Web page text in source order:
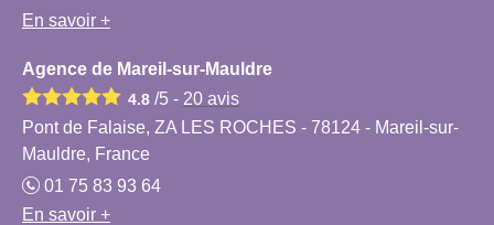
En savoir +
Agence de Mareil-sur-Mauldre
4.8 /5 - 20 avis
Pont de Falaise, ZA LES ROCHES - 78124 - Mareil-sur-
Mauldre, France
01 75 83 93 64
En savoir +